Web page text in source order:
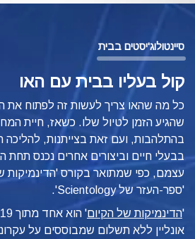
סיינטולוג'יסטים בבית
קול בעליו בבית עם האו
כל מה שהאו צריך לעשות זה לפתוח את
שהגיע הזמן לטיול שלו. כשאז, חיית
בהתלהבות, ועם זאת בצייתנות, להליכה
בבעלי חיים וביצורים אחרים נכנס
עצמם, כפי שמתוארבקורס 'הדינמיקות
'ספר-העזר של Scientology'.
'הדינמיקות של הקיום'
אונליין ללא תשלום שמבוססים על